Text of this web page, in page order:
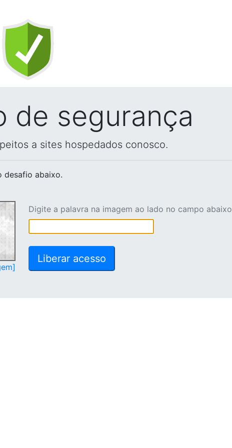
de segurança
a sites hospedados conosco.
desafio abaixo.
Digite a palavra na imagem ao lado no campo abaixo